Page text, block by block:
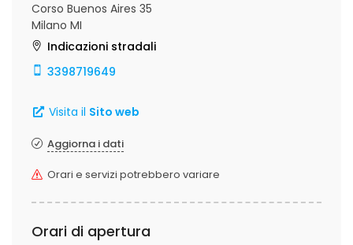
Corso Buenos Aires 35
Milano MI
Indicazioni stradali
3398719649
Visita il Sito web
Aggiorna i dati
Orari e servizi potrebbero variare
Orari di apertura